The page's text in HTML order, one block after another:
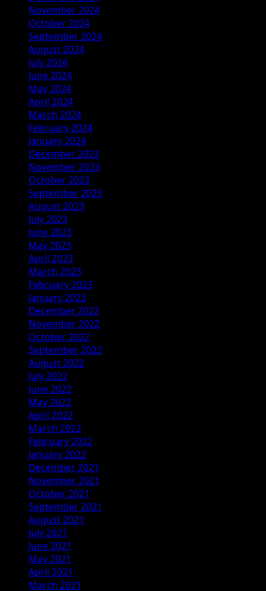
November 2024
October 2024
September 2024
August 2024
July 2024
June 2024
May 2024
April 2024
March 2024
February 2024
January 2024
December 2023
November 2023
October 2023
September 2023
August 2023
July 2023
June 2023
May 2023
April 2023
March 2023
February 2023
January 2023
December 2022
November 2022
October 2022
September 2022
August 2022
July 2022
June 2022
May 2022
April 2022
March 2022
February 2022
January 2022
December 2021
November 2021
October 2021
September 2021
August 2021
July 2021
June 2021
May 2021
April 2021
March 2021